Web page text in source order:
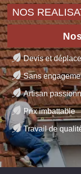
NOS
Devis et
Sans
Artisan
Prix imbattable
Travail de